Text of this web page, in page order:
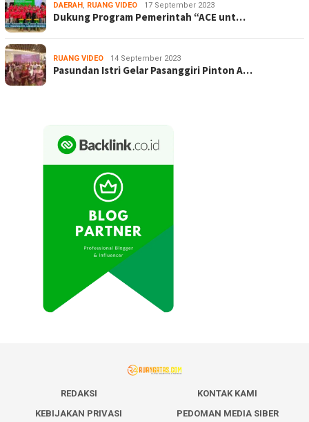
DAERAH , RUANG VIDEO 17 September 2023
Dukung Program Pemerintah “ACE unt…
RUANG VIDEO 14 September 2023
Pasundan Istri Gelar Pasanggiri Pinton A…
REDAKSI
KONTAK KAMI
KEBIJAKAN PRIVASI
PEDOMAN MEDIA SIBER